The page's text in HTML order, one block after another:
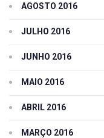
AGOSTO 2016
JULHO 2016
JUNHO 2016
MAIO 2016
ABRIL 2016
MARÇO 2016